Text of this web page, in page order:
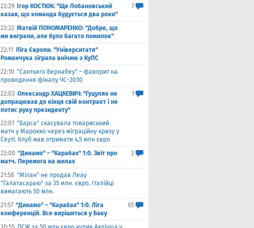
22:29
Ігор КОСТЮК: "Ще Лобановський
казав, що команда будується два роки"
7
22:22 Матвій ПОНОМАРЕНКО: "Добре, що
ми виграли, але було багато помилок"
22:11 Ліга Європи. "Університатя"
Романчука зіграла внічию з КуПС
22:10 "Сантьяго Бернабеу" – фаворит на
проведення фіналу ЧС-2030
22:03 Олександр ХАЦКЕВИЧ: "Гуцуляк не
допрацював до кінця свій контракт і не
потис руку президенту"
1
22:01 "Барса" скасувала товариський
матч у Марокко через міграційну кризу у
Сеуті. Клуб мав отримати 4,5 млн євро
22:00 "Динамо" – "Карабах" 1:0. Звіт про
матч. Перемога на жилах
2
21:58 "Мілан" не продав Леау
"Галатасараю" за 35 млн. євро. Італійці
вимагають 50 млн.
21:57 "Динамо" – "Карабах" 1:0. Ліга
конференцій. Все вирішиться у Баку
65